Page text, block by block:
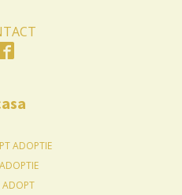
ADOPTIE
ADOPT